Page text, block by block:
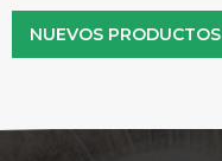
NUEVOS PRODUCTOS